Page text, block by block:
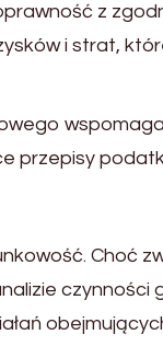
z
i strat,
przepisy
Choć
czynności